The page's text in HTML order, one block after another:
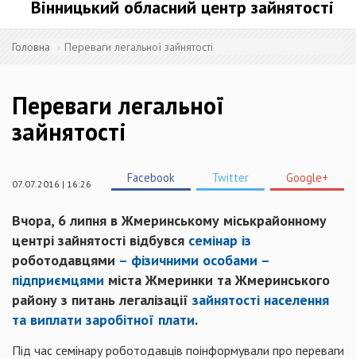
Вінницький обласний центр зайнятості
Головна Переваги легальної зайнятості
Переваги легальної
зайнятості
07.07.2016 | 16:26 Facebook Twitter Google+
Вчора, 6 липня в Жмеринському міськрайонному
центрі зайнятості відбувся семінар із
роботодавцями – фізичними особами –
підприємцями міста Жмеринки та Жмеринського
району з питань легалізації зайнятості населення
та виплати заробітної плати.
Під час семінару роботодавців поінформували про переваги